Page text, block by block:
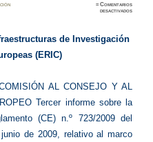
≈Comentarios
desactivadosen
de Investigación
(ERIC)
AL CONSEJO Y AL
Tercer informe sobre la
(CE) n.º 723/2009 del
de 2009, relativo al marco